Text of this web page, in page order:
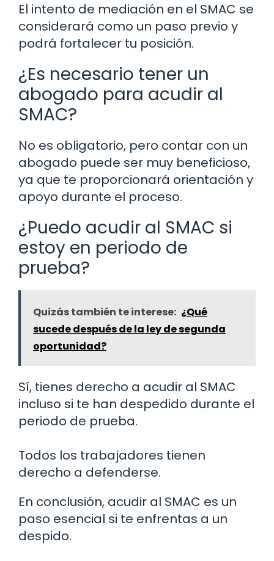
El intento de mediación en el SMAC se
considerará como un paso previo y
podrá fortalecer tu posición.
¿Es necesario tener un
abogado para acudir al
SMAC?
No es obligatorio, pero contar con un
abogado puede ser muy beneficioso,
ya que te proporcionará orientación y
apoyo durante el proceso.
¿Puedo acudir al SMAC si
estoy en periodo de
prueba?
Quizás también te interese: ¿Qué
sucede después de la ley de segunda
oportunidad?
Sí, tienes derecho a acudir al SMAC
incluso si te han despedido durante el
periodo de prueba.
Todos los trabajadores tienen
derecho a defenderse.
En conclusión, acudir al SMAC es un
paso esencial si te enfrentas a un
despido.